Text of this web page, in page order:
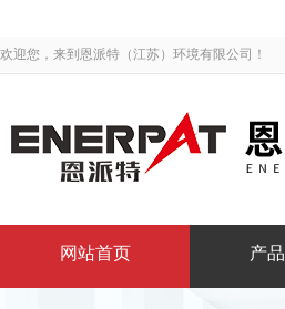
欢迎您，来到恩派特（江苏）环境有限公司！
网站首页 产